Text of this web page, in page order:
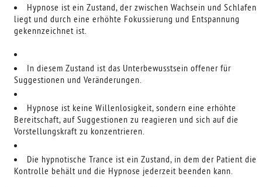
Hypnose ist ein Zustand, der zwischen Wachsein und Schlafen
liegt und durch eine erhöhte Fokussierung und Entspannung
gekennzeichnet ist.
In diesem Zustand ist das Unterbewusstsein offener für
Suggestionen und Veränderungen.
Hypnose ist keine Willenlosigkeit, sondern eine erhöhte
Bereitschaft, auf Suggestionen zu reagieren und sich auf die
Vorstellungskraft zu konzentrieren.
Die hypnotische Trance ist ein Zustand, in dem der Patient die
Kontrolle behält und die Hypnose jederzeit beenden kann.